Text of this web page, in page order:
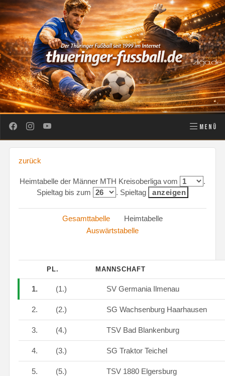
MENÜ
zurück
Heimtabelle der Männer MTH Kreisoberliga vom
.
Spieltag bis zum
. Spieltag
Gesamttabelle Heimtabelle
Auswärtstabelle
PL. MANNSCHAFT
1. (1.) SV Germania Ilmenau
2. (2.) SG Wachsenburg Haarhausen
3. (4.) TSV Bad Blankenburg
4. (3.) SG Traktor Teichel
5. (5.) TSV 1880 Elgersburg